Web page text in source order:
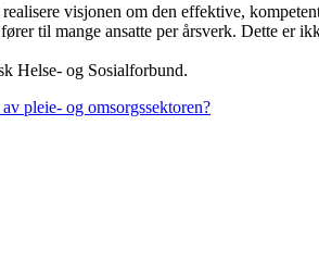
visjonen om den effektive,
til mange ansatte per årsverk. Dette er
Helse- og Sosialforbund.